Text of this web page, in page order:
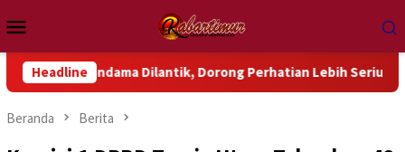
ke
kontenMobile
Headline
Wondama Dilantik, Dorong Perhatian Lebih Serius Terhadap Isu
Beranda Berita